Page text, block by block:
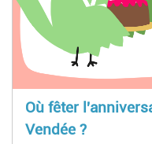
Où fêter
Vendée ?